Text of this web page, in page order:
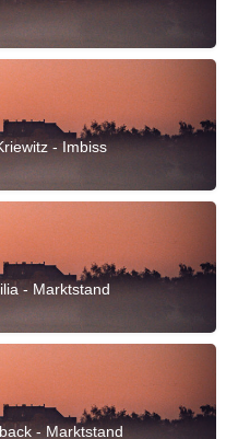
- Imbiss
- Marktstand
- Marktstand